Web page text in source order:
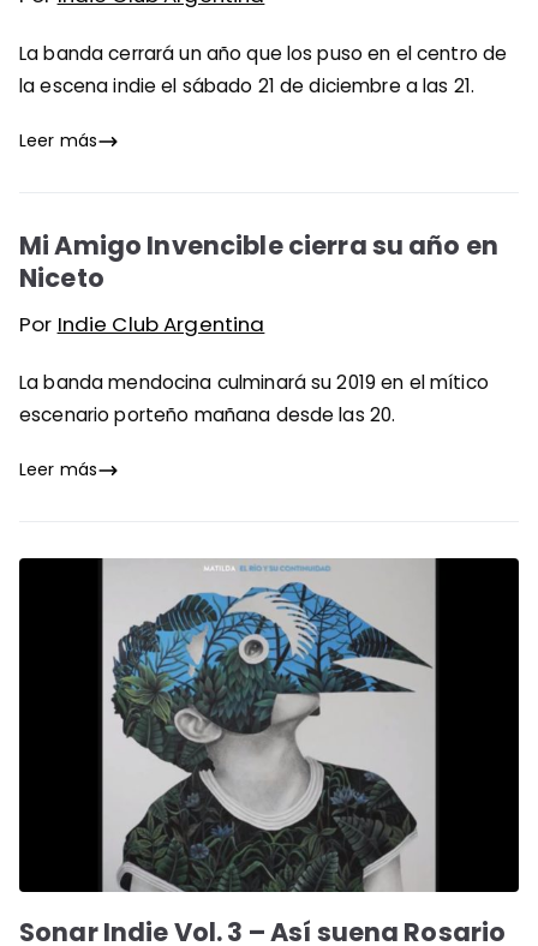
La banda cerrará un año que los puso en el centro de
la escena indie el sábado 21 de diciembre a las 21.
Leer más
Mi Amigo Invencible cierra su año en
Niceto
Por Indie Club Argentina
La banda mendocina culminará su 2019 en el mítico
escenario porteño mañana desde las 20.
Leer más
Sonar Indie Vol. 3 – Así suena Rosario